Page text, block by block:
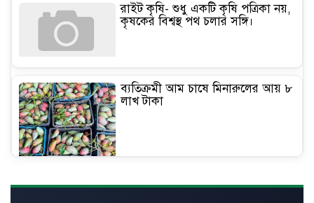
রাইট কৃষি- শুধু একটি কৃষি পত্রিকা নয়,
কৃষকের বিশ্বস্থ পথ চলার সঙ্গি।
ব্যতিক্রমী আম চাষে মিনারুলের আয় ৮
লাখ টাকা